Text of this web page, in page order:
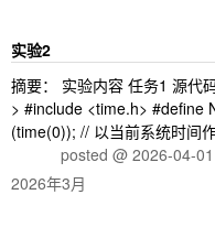
实验2
摘要： 实验内容 任务1 源代
> #include <time.h> #define
(time(0)); // 以当前系统时间
posted @ 2026-04-
2026年3月